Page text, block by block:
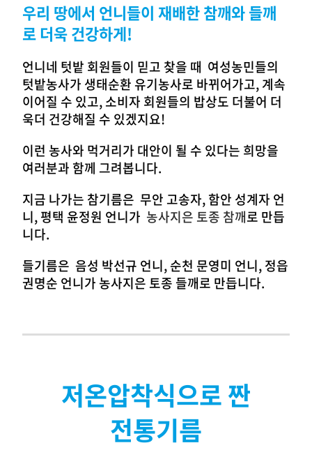
우리 땅에서 언니들이 재배한 참깨와 들깨
로 더욱 건강하게!
언니네 텃밭 회원들이 믿고 찾을 때 여성농민들의
텃밭농사가 생태순환 유기농사로 바뀌어가고, 계속
이어질 수 있고, 소비자 회원들의 밥상도 더불어 더
욱더 건강해질 수 있겠지요!
이런 농사와 먹거리가 대안이 될 수 있다는 희망을
여러분과 함께 그려봅니다.
지금 나가는 참기름은 무안 고송자, 함안 성계자 언
니, 평택 윤정원 언니가 농사지은 토종 참깨로 만듭
니다.
들기름은 음성 박선규 언니, 순천 문영미 언니, 정읍
권명순 언니가 농사지은 토종 들깨로 만듭니다.
저온압착식으로 짠
전통기름